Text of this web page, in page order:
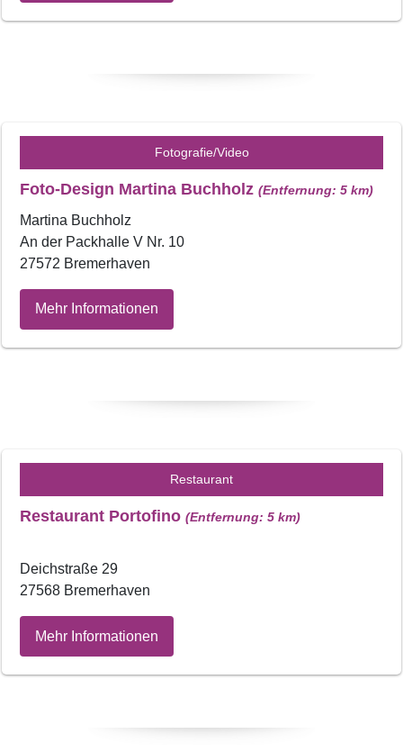
Fotografie/Video
Foto-Design Martina Buchholz (Entfernung: 5 km)
Martina Buchholz
An der Packhalle V Nr. 10
27572 Bremerhaven
Mehr Informationen
Restaurant
Restaurant Portofino (Entfernung: 5 km)
Deichstraße 29
27568 Bremerhaven
Mehr Informationen